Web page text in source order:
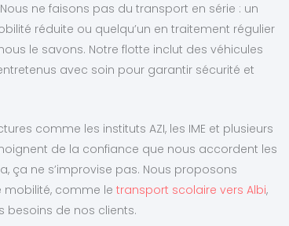
ne faisons pas du transport en série : un
réduite ou quelqu’un en traitement régulier
le savons. Notre flotte inclut des véhicules
avec soin pour garantir sécurité et
comme les instituts AZI, les IME et plusieurs
de la confiance que nous accordent les
ça ne s’improvise pas. Nous proposons
mobilité, comme le transport scolaire vers Albi,
besoins de nos clients.